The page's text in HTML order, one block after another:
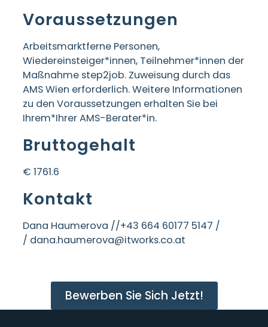
Voraussetzungen
Arbeitsmarktferne Personen,
Wiedereinsteiger*innen, Teilnehmer*innen der
Maßnahme step2job. Zuweisung durch das
AMS Wien erforderlich. Weitere Informationen
zu den Voraussetzungen erhalten Sie bei
Ihrem*Ihrer AMS-Berater*in.
Bruttogehalt
€ 1761.6
Kontakt
Dana Haumerova //+43 664 60177 5147 /
/ dana.haumerova@itworks.co.at
Bewerben Sie Sich Jetzt!